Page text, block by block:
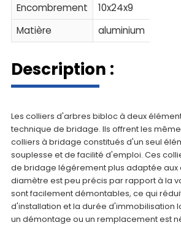
Encombrement
10x24x9
Matière
aluminium
Description :
Les colliers d'arbres bibloc à deux
technique de bridage. Ils offrent les
colliers à bridage constitués d'un seul
souplesse et de facilité d'emploi. Ces
de bridage légérement plus adaptée aux
diamètre est peu précis par rapport à la
sont facilement démontables, ce qui
d'installation et la durée d'immobilisation
un démontage ou un remplacement est